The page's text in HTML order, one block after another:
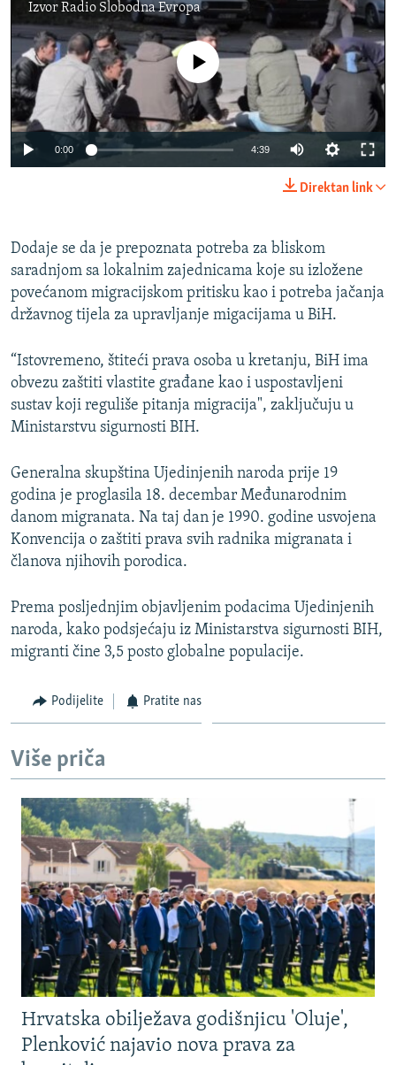
IzvorRadio Slobodna Evropa
No media source currently available
0:00 4:39
Direktan link
Dodaje se da je prepoznata potreba za bliskom
saradnjom sa lokalnim zajednicama koje su izložene
povećanom migracijskom pritisku kao i potreba jačanja
državnog tijela za upravljanje migacijama u BiH.
“Istovremeno, štiteći prava osoba u kretanju, BiH ima
obvezu zaštiti vlastite građane kao i uspostavljeni
sustav koji reguliše pitanja migracija", zaključuju u
Ministarstvu sigurnosti BIH.
Generalna skupština Ujedinjenih naroda prije 19
godina je proglasila 18. decembar Međunarodnim
danom migranata. Na taj dan je 1990. godine usvojena
Konvencija o zaštiti prava svih radnika migranata i
članova njihovih porodica.
Prema posljednjim objavljenim podacima Ujedinjenih
naroda, kako podsjećaju iz Ministarstva sigurnosti BIH,
migranti čine 3,5 posto globalne populacije.
Podijelite Pratite nas
Više priča
Hrvatska obilježava godišnjicu 'Oluje',
Plenković najavio nova prava za